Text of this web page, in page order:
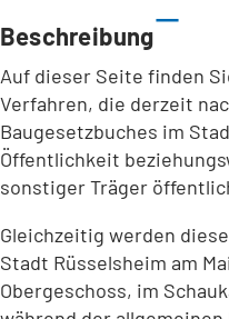
Beschreibung
Auf dieser Seite finden
Verfahren, die derzeit
Baugesetzbuches im
Öffentlichkeit
sonstiger Träger
Gleichzeitig werden
Stadt Rüsselsheim am
Obergeschoss, im